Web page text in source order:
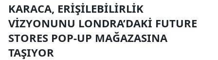
KARACA, ERIŞILEBILIRLIK
VIZYONUNU LONDRA’DAKI FUTURE
STORES POP-UP MAĞAZASINA
TAŞIYOR